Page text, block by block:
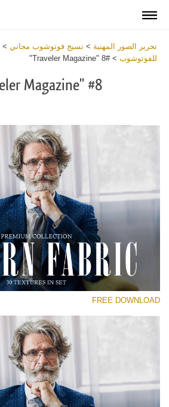
تحرير الصور المهنية > نسيج فوتوشوب مجاني >
للفوتوشوب >
#8 "Traveler Magazine"
#8 "Traveler Magazine"
رجاء اختر
Large 6000*4000px
Download
FREE DOWNLOAD